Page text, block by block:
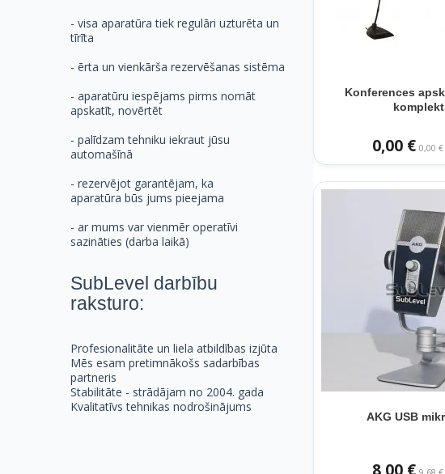
- visa aparatūra tiek regulāri uzturēta un
tīrīta
- ērta un vienkārša rezervēšanas sistēma
- aparatūru iespējams pirms nomāt
apskatīt, novērtēt
- palīdzam tehniku iekraut jūsu
automašīnā
- rezervējot garantējam, ka
aparatūra būs jums pieejama
- ar mums var vienmēr operatīvi
sazināties (darba laikā)
SubLevel darbību
raksturo:
Profesionalitāte un liela atbildības izjūta
Mēs esam pretimnākošs sadarbības
partneris
Stabilitāte - strādājam no 2004. gada
Kvalitatīvs tehnikas nodrošinājums
Konferences
0,00 € 0,00 €
AKG USB